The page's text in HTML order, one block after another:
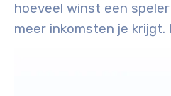
hoeveel winst een
meer inkomsten je krijgt.